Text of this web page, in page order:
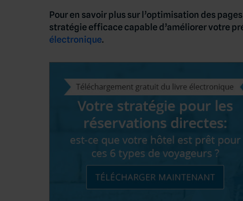
Pour en savoir plus sur l’optimisation des
stratégie efficace capable d’améliorer votre
électronique.